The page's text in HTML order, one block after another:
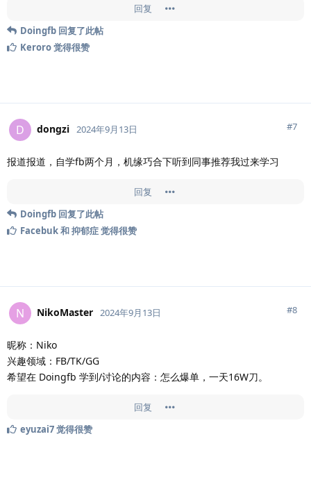
回复
Doingfb 回复了此帖
Keroro觉得很赞
D dongzi 2024年9月13日 #7
报道报道，自学fb两个月，机缘巧合下听到同事推荐我过来学习
回复
Doingfb 回复了此帖
Facebuk和抑郁症觉得很赞
N NikoMaster 2024年9月13日 #8
昵称：Niko
兴趣领域：FB/TK/GG
希望在 Doingfb 学到/讨论的内容：怎么爆单，一天16W刀。
回复
eyuzai7觉得很赞